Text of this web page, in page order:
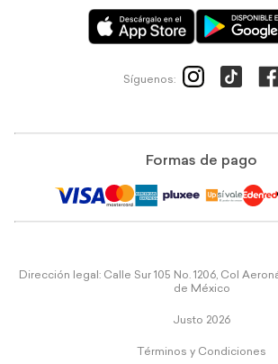
Síguenos:
Formas de pago
Dirección legal: Calle Sur 105 No. 1206, Col
de México
Justo 2026
Términos y Condiciones